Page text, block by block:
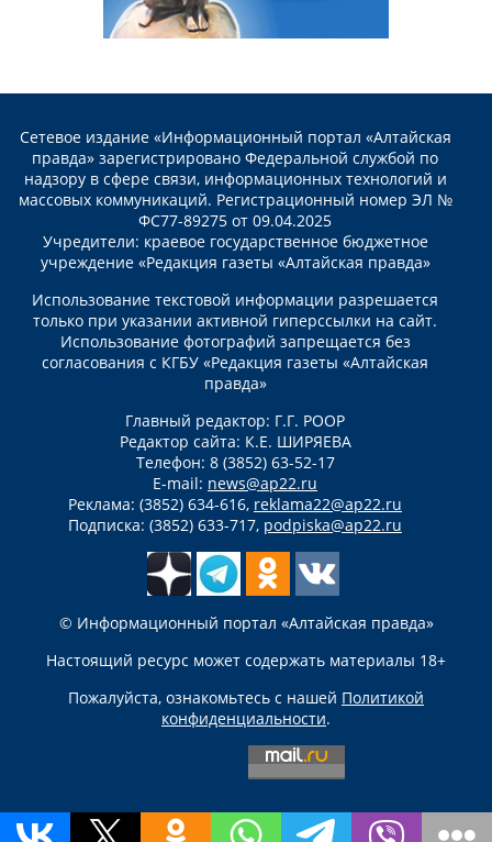
Сетевое издание «Информационный портал «Алтайская
правда» зарегистрировано Федеральной службой по
надзору в сфере связи, информационных технологий и
массовых коммуникаций. Регистрационный номер ЭЛ №
ФС77-89275 от 09.04.2025
Учредители: краевое государственное бюджетное
учреждение «Редакция газеты «Алтайская правда»
Использование текстовой информации разрешается
только при указании активной гиперссылки на сайт.
Использование фотографий запрещается без
согласования с КГБУ «Редакция газеты «Алтайская
правда»
Главный редактор: Г.Г. РООР
Редактор сайта: К.Е. ШИРЯЕВА
Телефон: 8 (3852) 63-52-17
E-mail: news@ap22.ru
Реклама: (3852) 634-616, reklama22@ap22.ru
Подписка: (3852) 633-717, podpiska@ap22.ru
© Информационный портал «Алтайская правда»
Настоящий ресурс может содержать материалы 18+
Пожалуйста, ознакомьтесь с нашей Политикой
конфиденциальности.